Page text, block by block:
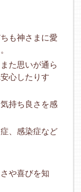
も神さまに愛
た思いが通ら
心したりす
持ち良さを感
、感染症など
や喜びを知